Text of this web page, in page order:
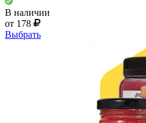
В наличии
от 178
Выбрать